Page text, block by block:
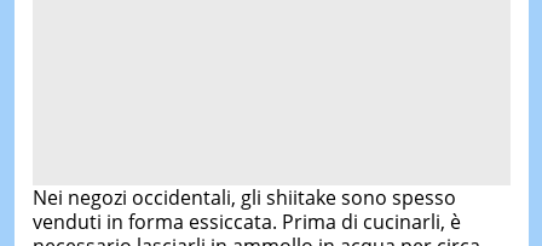
Nei negozi occidentali, gli shiitake sono spesso
venduti in forma essiccata. Prima di cucinarli, è